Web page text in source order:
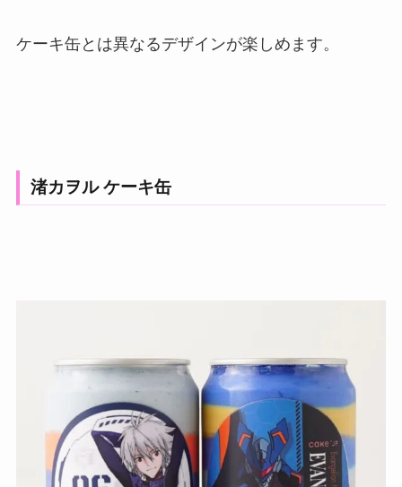
ケーキ缶とは異なるデザインが楽しめます。
渚カヲル ケーキ缶